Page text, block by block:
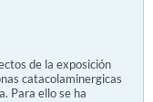
de la exposición
catacolaminergicas
Para ello se ha